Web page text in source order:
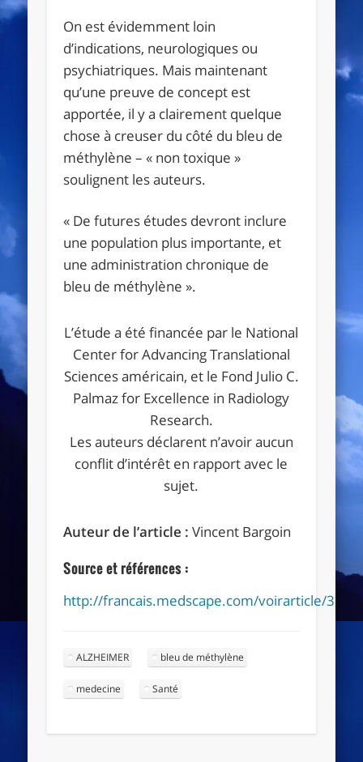
On est évidemment loin
d’indications, neurologiques ou
psychiatriques. Mais maintenant
qu’une preuve de concept est
apportée, il y a clairement quelque
chose à creuser du côté du bleu de
méthylène – « non toxique »
soulignent les auteurs.
« De futures études devront inclure
une population plus importante, et
une administration chronique de
bleu de méthylène ».
L’étude a été financée par le National
Center for Advancing Translational
Sciences américain, et le Fond Julio C.
Palmaz for Excellence in Radiology
Research.
Les auteurs déclarent n’avoir aucun
conflit d’intérêt en rapport avec le
sujet.
Auteur de l’article : Vincent Bargoin
Source et références :
http://francais.medscape.com/voirarticle/
ALZHEIMER bleu de méthylène
medecine Santé